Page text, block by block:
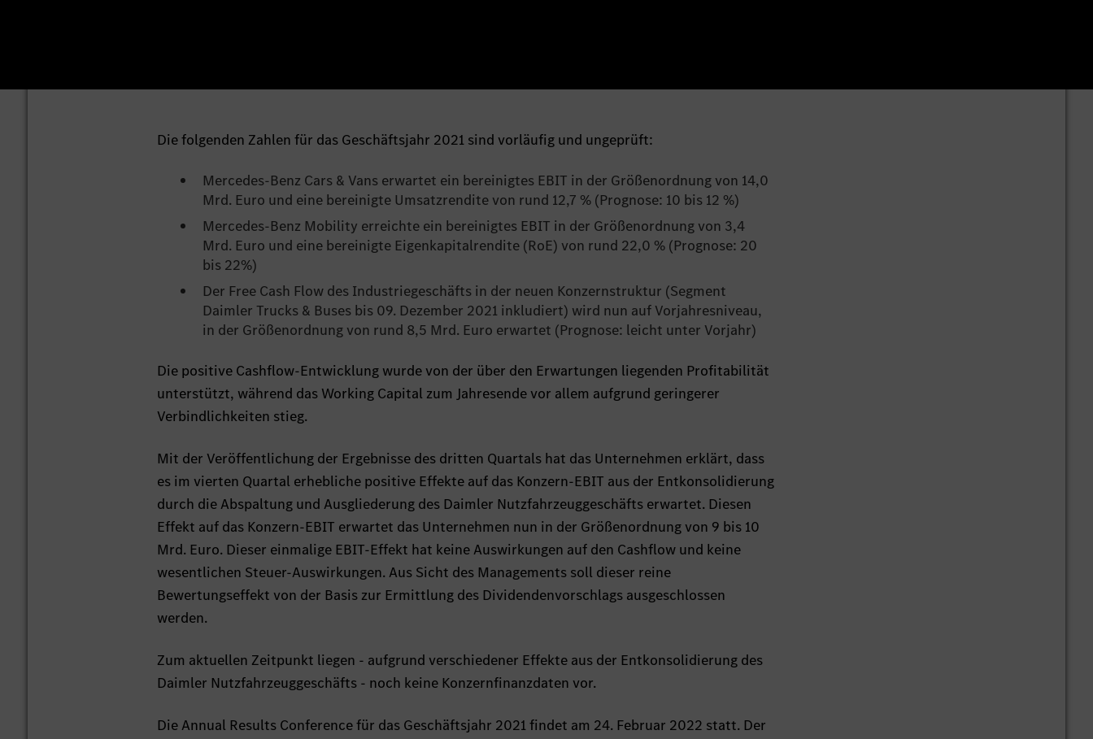
Die folgenden Zahlen für das Geschäftsjahr 2021 sind vorläufig und ungeprüft:
Mercedes-Benz Cars & Vans erwartet ein bereinigtes EBIT in der Größenordnung von 14,0
Mrd. Euro und eine bereinigte Umsatzrendite von rund 12,7 % (Prognose: 10 bis 12 %)
Mercedes-Benz Mobility erreichte ein bereinigtes EBIT in der Größenordnung von 3,4
Mrd. Euro und eine bereinigte Eigenkapitalrendite (RoE) von rund 22,0 % (Prognose: 20
bis 22%)
Der Free Cash Flow des Industriegeschäfts in der neuen Konzernstruktur (Segment
Daimler Trucks & Buses bis 09. Dezember 2021 inkludiert) wird nun auf Vorjahresniveau,
in der Größenordnung von rund 8,5 Mrd. Euro erwartet (Prognose: leicht unter Vorjahr)
Die positive Cashflow-Entwicklung wurde von der über den Erwartungen liegenden Profitabilität
unterstützt, während das Working Capital zum Jahresende vor allem aufgrund geringerer
Verbindlichkeiten stieg.
Mit der Veröffentlichung der Ergebnisse des dritten Quartals hat das Unternehmen erklärt, dass
es im vierten Quartal erhebliche positive Effekte auf das Konzern-EBIT aus der Entkonsolidierung
durch die Abspaltung und Ausgliederung des Daimler Nutzfahrzeuggeschäfts erwartet. Diesen
Effekt auf das Konzern-EBIT erwartet das Unternehmen nun in der Größenordnung von 9 bis 10
Mrd. Euro. Dieser einmalige EBIT-Effekt hat keine Auswirkungen auf den Cashflow und keine
wesentlichen Steuer-Auswirkungen. Aus Sicht des Managements soll dieser reine
Bewertungseffekt von der Basis zur Ermittlung des Dividendenvorschlags ausgeschlossen
werden.
Zum aktuellen Zeitpunkt liegen - aufgrund verschiedener Effekte aus der Entkonsolidierung des
Daimler Nutzfahrzeuggeschäfts - noch keine Konzernfinanzdaten vor.
Die Annual Results Conference für das Geschäftsjahr 2021 findet am 24. Februar 2022 statt. Der